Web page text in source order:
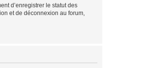
d’enregistrer le statut des
et de déconnexion au forum,